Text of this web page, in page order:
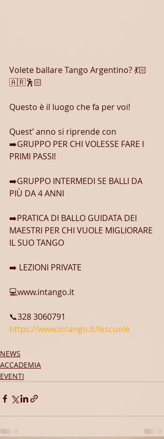
Volete ballare Tango Argentino? 💃🏻
🇦🇷🕺🏻
Questo è il luogo che fa per voi!
Quest’ anno si riprende con
➡️GRUPPO PER CHI VOLESSE FARE I
PRIMI PASSI!
➡️GRUPPO INTERMEDI SE BALLI DA
PIÙ DA 4 ANNI
➡️PRATICA DI BALLO GUIDATA DEI
MAESTRI PER CHI VUOLE MIGLIORARE
IL SUO TANGO
➡️ LEZIONI PRIVATE
💻www.intango.it
📞328 3060791
https://www.intango.it/lescuole
NEWS
ACCADEMIA
EVENTI